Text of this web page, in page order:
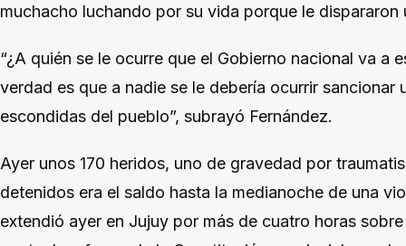
muchacho luchando por su vida porque le
“¿A quién se le ocurre que el Gobierno nacional va a
verdad es que a nadie se le debería ocurrir sancionar
escondidas del pueblo”, subrayó Fernández.
Ayer unos 170 heridos, uno de gravedad por
detenidos era el saldo hasta la medianoche de una
extendió ayer en Jujuy por más de cuatro horas